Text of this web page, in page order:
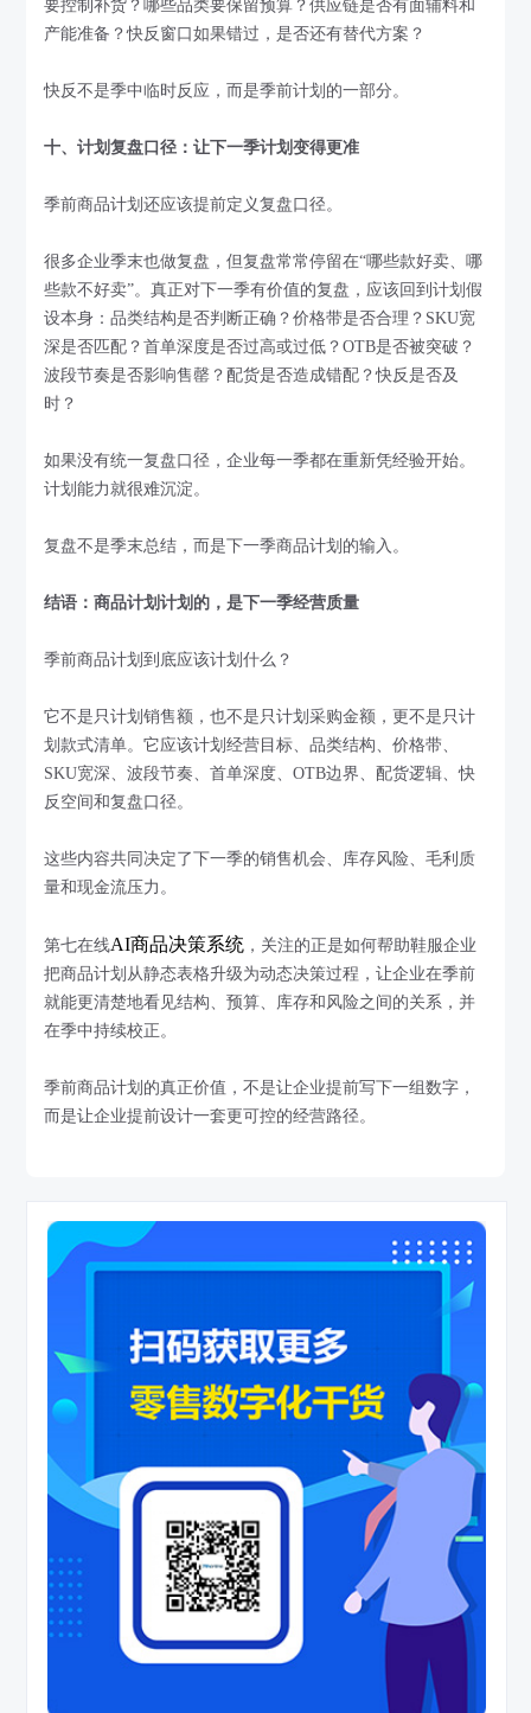
要控制补货？哪些品类要保留预算？供应链是否有面辅料和
产能准备？快反窗口如果错过，是否还有替代方案？
快反不是季中临时反应，而是季前计划的一部分。
十、计划复盘口径：让下一季计划变得更准
季前商品计划还应该提前定义复盘口径。
很多企业季末也做复盘，但复盘常常停留在“哪些款好卖、哪
些款不好卖”。真正对下一季有价值的复盘，应该回到计划假
设本身：品类结构是否判断正确？价格带是否合理？SKU宽
深是否匹配？首单深度是否过高或过低？OTB是否被突破？
波段节奏是否影响售罄？配货是否造成错配？快反是否及
时？
如果没有统一复盘口径，企业每一季都在重新凭经验开始。
计划能力就很难沉淀。
复盘不是季末总结，而是下一季商品计划的输入。
结语：商品计划计划的，是下一季经营质量
季前商品计划到底应该计划什么？
它不是只计划销售额，也不是只计划采购金额，更不是只计
划款式清单。它应该计划经营目标、品类结构、价格带、
SKU宽深、波段节奏、首单深度、OTB边界、配货逻辑、快
反空间和复盘口径。
这些内容共同决定了下一季的销售机会、库存风险、毛利质
量和现金流压力。
第七在线AI商品决策系统 ，关注的正是如何帮助鞋服企业
把商品计划从静态表格升级为动态决策过程，让企业在季前
就能更清楚地看见结构、预算、库存和风险之间的关系，并
在季中持续校正。
季前商品计划的真正价值，不是让企业提前写下一组数字，
而是让企业提前设计一套更可控的经营路径。